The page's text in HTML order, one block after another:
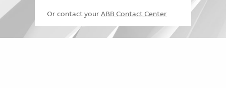
Or contact your ABB Contact Center